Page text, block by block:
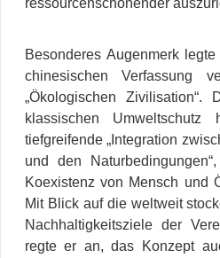
ressourcenschonender
Besonderes Augenmerk
chinesischen Verfassung
„Ökologischen
klassischen
tiefgreifende „Integration
und den
Koexistenz von Mensch und
Mit Blick auf die weltweit
Nachhaltigkeitsziele der
regte er an, das Konzept